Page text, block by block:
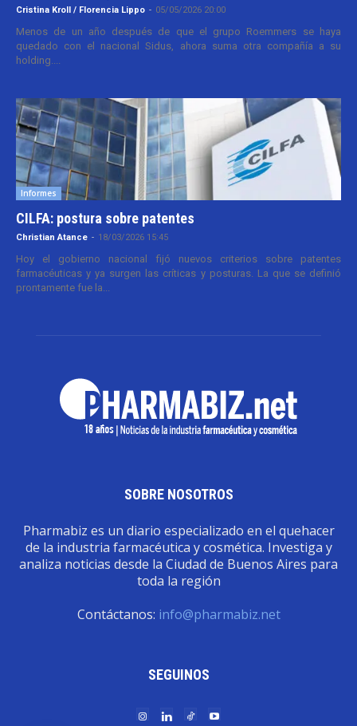
Cristina Kroll / Florencia Lippo - 05/05/2026 20:00
Menos de un año después de que el grupo Roemmers se haya
quedado con el nacional Sidus, ahora suma otra compañía a su
holding....
Informes
CILFA: postura sobre patentes
Christian Atance - 18/03/2026 15:45
Hoy el gobierno nacional fijó nuevos criterios sobre patentes
farmacéuticas y ya surgen las críticas y posturas. La que se definió
prontamente fue la...
SOBRE NOSOTROS
Pharmabiz es un diario especializado en el quehacer
de la industria farmacéutica y cosmética. Investiga y
analiza noticias desde la Ciudad de Buenos Aires para
toda la región
Contáctanos: info@pharmabiz.net
SEGUINOS